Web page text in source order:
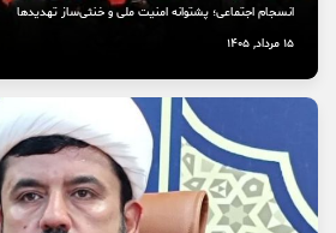
انسجام اجتماعی؛ پشتوانه امنیت ملی و خنثی‌ساز تهدیدها
15 مرداد, 1405